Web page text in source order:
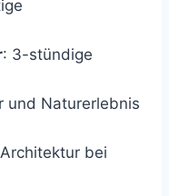
: 3-stündige
und Naturerlebnis
bei